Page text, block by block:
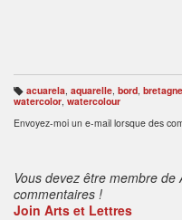
B
ali
s
e
acuarela, aquarelle, bord, bretagne
watercolor watercolour
Envoyez-moi un e-mail lorsque des
Vous devez être membre
commentaires !
Join Arts et Lettres